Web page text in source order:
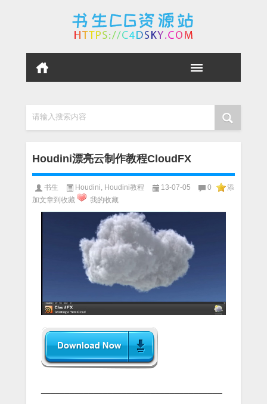
请输入搜索内容
Houdini漂亮云制作教程CloudFX
书生 Houdini Houdini教程 13-07-05 0
添
加文章到收藏
我的收藏